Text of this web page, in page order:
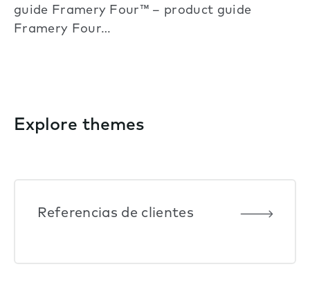
guide Framery Four™ – product guide
Framery Four…
Explore themes
Referencias de clientes